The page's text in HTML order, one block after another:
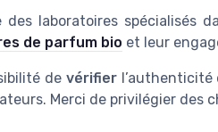
laboratoires spécialisés
de parfum bio et leur
de vérifierl’authenticité
Merci de privilégier des